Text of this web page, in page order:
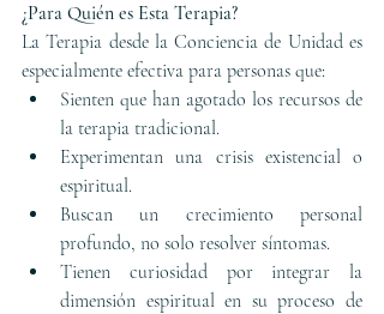
¿Para Quién es Esta Terapia?
La Terapia desde la Conciencia de Unidad es
especialmente efectiva para personas que:
Sienten que han agotado los recursos de
la terapia tradicional.
Experimentan una crisis existencial o
espiritual.
Buscan un crecimiento personal
profundo, no solo resolver síntomas.
Tienen curiosidad por integrar la
dimensión espiritual en su proceso de